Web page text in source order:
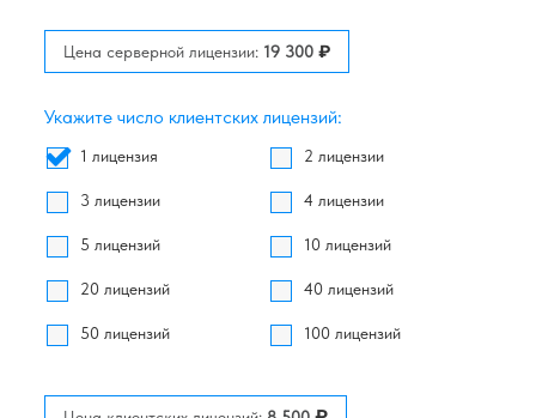
Цена серверной лицензии: 19 300 ₽
Укажите число клиентских лицензий:
1 лицензия 2 лицензии
3 лицензии 4 лицензии
5 лицензий 10 лицензий
20 лицензий 40 лицензий
50 лицензий 100 лицензий